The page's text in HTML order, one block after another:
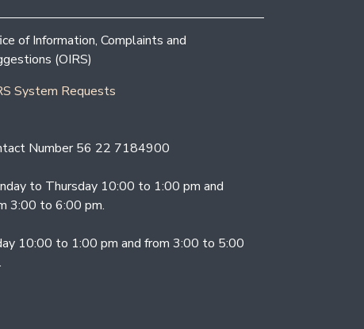
of Information, Complaints and
(OIRS)
System Requests
Number 56 22 7184900
to Thursday 10:00 to 1:00 pm and
3:00 to 6:00 pm.
10:00 to 1:00 pm and from 3:00 to 5:00